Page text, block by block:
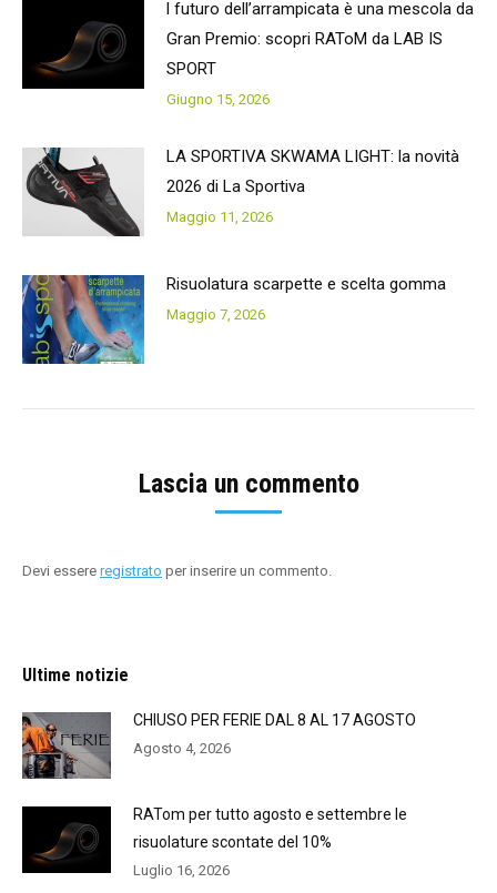
l futuro dell’arrampicata è una mescola da
Gran Premio: scopri RAToM da LAB IS
SPORT
Giugno 15, 2026
LA SPORTIVA SKWAMA LIGHT: la novità
2026 di La Sportiva
Maggio 11, 2026
Risuolatura scarpette e scelta gomma
Maggio 7, 2026
Lascia un commento
Devi essere registrato per inserire un commento.
Ultime notizie
CHIUSO PER FERIE DAL 8 AL 17 AGOSTO
Agosto 4, 2026
RATom per tutto agosto e settembre le
risuolature scontate del 10%
Luglio 16, 2026